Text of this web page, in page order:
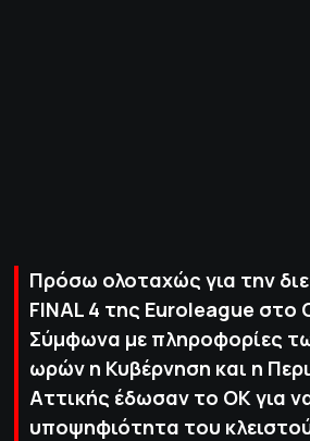
Πρόσω ολοταχώς για την
FINAL 4 της Euroleague
Σύμφωνα με πληροφορίες
ωρών η Κυβέρνηση και η
Αττικής έδωσαν το ΟΚ για
υποψηφιότητα του